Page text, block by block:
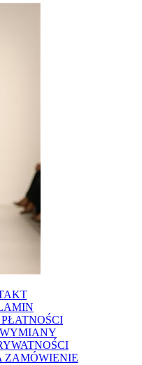
ZAMÓWIENIE